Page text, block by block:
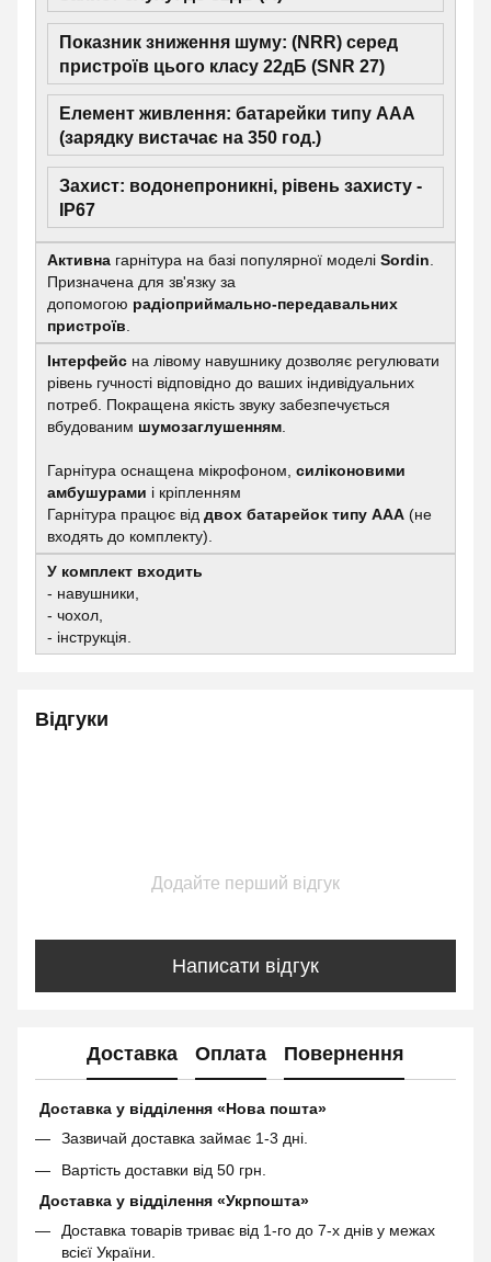
Показник зниження шуму: (NRR) серед
пристроїв цього класу 22дБ (SNR 27)
Елемент живлення: батарейки типу ААА
(зарядку вистачає на 350 год.)
Захист: водонепроникні, рівень захисту -
IP67
Активна гарнітура на базі популярної моделі Sordin
Призначена для зв'язку за
допомогою радіоприймально-передавальних
пристроїв
Інтерфейс на лівому навушнику дозволяє регулювати
рівень гучності відповідно до ваших індивідуальних
потреб. Покращена якість звуку забезпечується
вбудованим шумозаглушенням
Гарнітура оснащена мікрофоном, силіконовими
амбушурами і кріпленням
Гарнітура працює від двох батарейок типу ААА (не
входять до комплекту).
У комплект входить
- навушники,
- чохол,
- інструкція.
Відгуки
Додайте перший відгук
Написати відгук
Доставка Оплата Повернення
Доставка у відділення «Нова пошта»
Зазвичай доставка займає 1-3 дні.
Вартість доставки від 50 грн.
Доставка у відділення «Укрпошта»
Доставка товарів триває від 1-го до 7-х днів у межах
всієї України.